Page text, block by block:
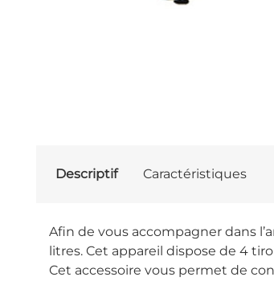
Descriptif Caractéristiques
Afin de vous accompagner dans
litres. Cet appareil dispose de 4
Cet accessoire vous permet de